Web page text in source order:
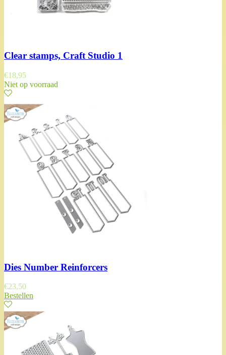
Clear stamps, Craft Studio 1
€18,95
Niet op voorraad
Dies Number Reinforcers
€23,50
Bestellen